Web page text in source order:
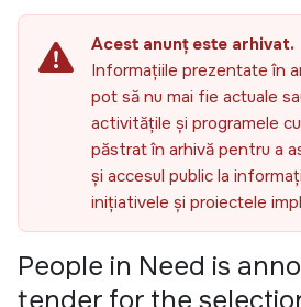
Acest anunț este arhivat.
Informațiile prezentate în
pot să nu mai fie actuale
activitățile și programele
păstrat în arhivă pentru a
și accesul public la
inițiativele și proiectele
People in Need is